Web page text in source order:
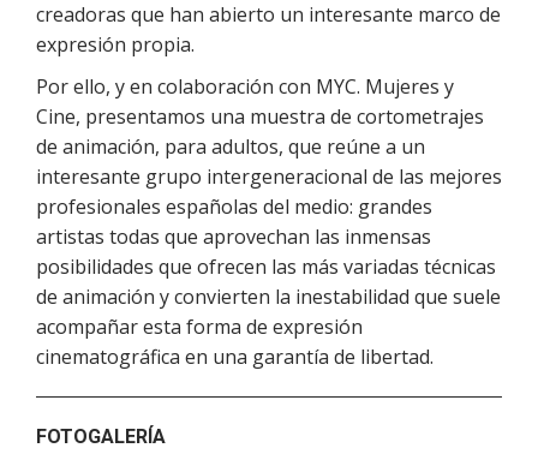
creadoras que han abierto un interesante marco de
expresión propia.
Por ello, y en colaboración con MYC. Mujeres y
Cine, presentamos una muestra de cortometrajes
de animación, para adultos, que reúne a un
interesante grupo intergeneracional de las mejores
profesionales españolas del medio: grandes
artistas todas que aprovechan las inmensas
posibilidades que ofrecen las más variadas técnicas
de animación y convierten la inestabilidad que suele
acompañar esta forma de expresión
cinematográfica en una garantía de libertad.
FOTOGALERÍA